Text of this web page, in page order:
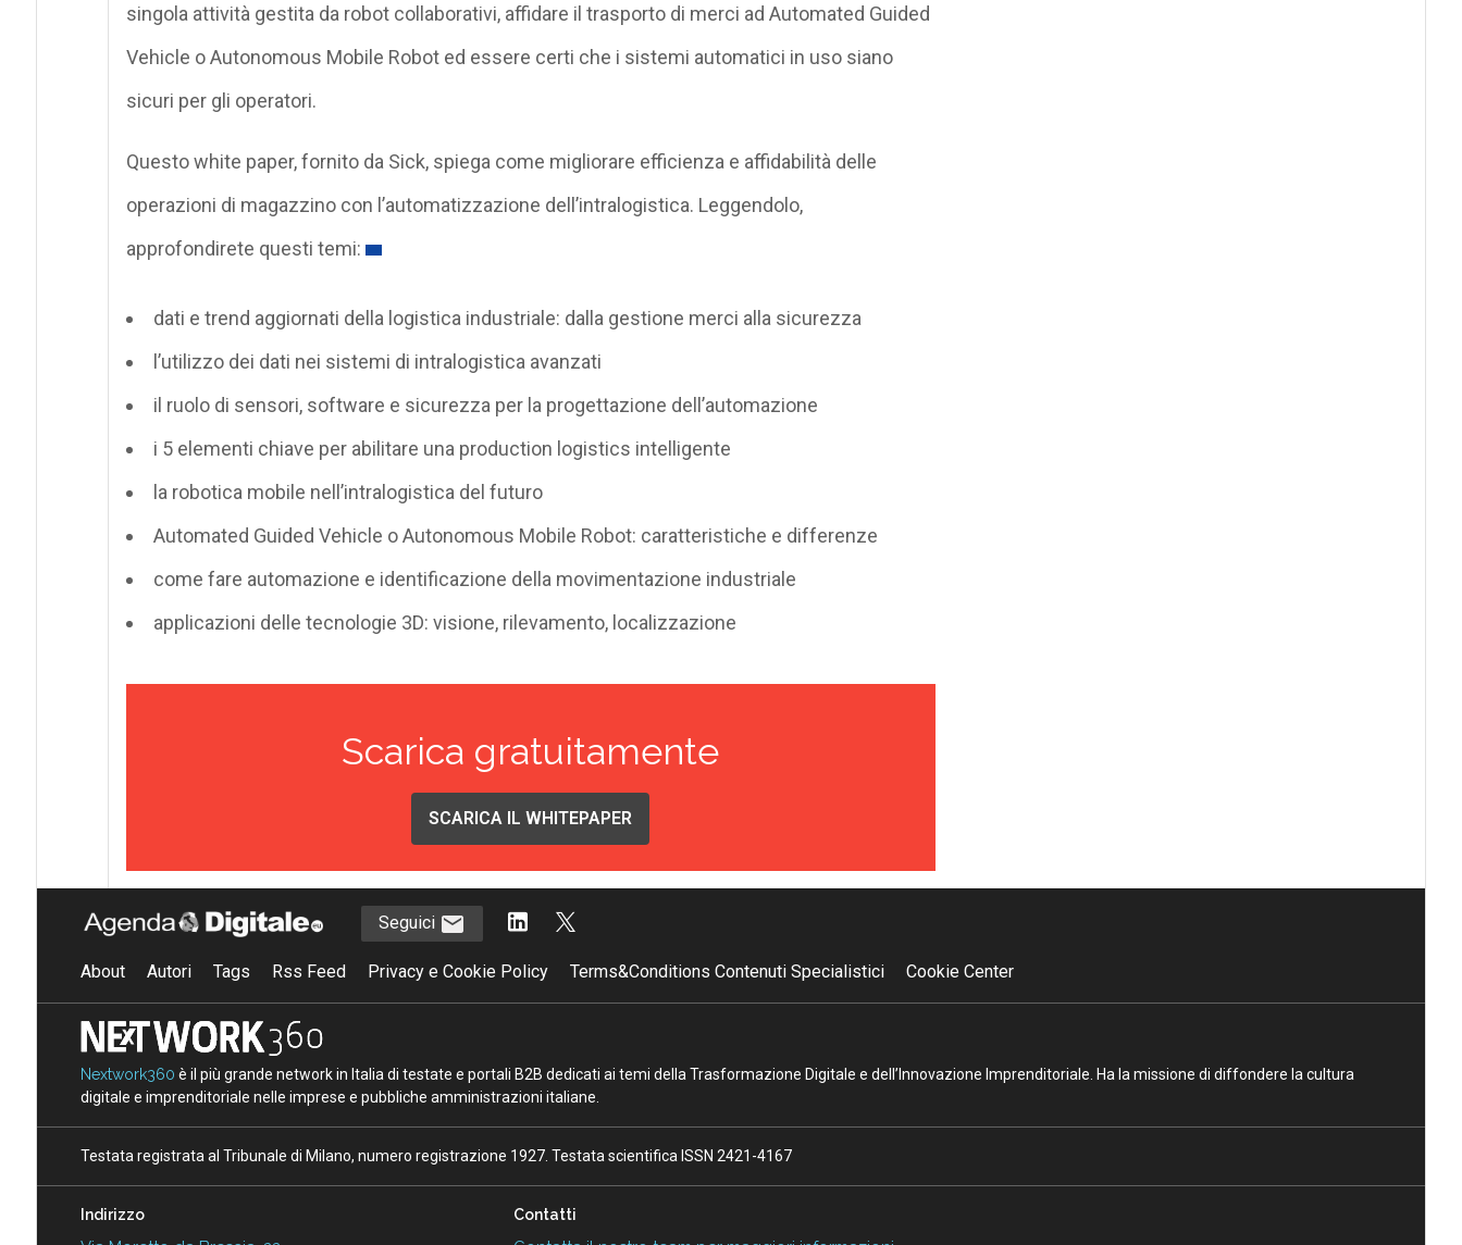
singola attività gestita da robot collaborativi, affidare il trasporto di merci ad Automated Guided
Vehicle o Autonomous Mobile Robot ed essere certi che i sistemi automatici in uso siano
sicuri per gli operatori.
Questo white paper, fornito da Sick, spiega come migliorare efficienza e affidabilità delle
operazioni di magazzino con l’automatizzazione dell’intralogistica. Leggendolo,
approfondirete questi temi:
dati e trend aggiornati della logistica industriale: dalla gestione merci alla sicurezza
l’utilizzo dei dati nei sistemi di intralogistica avanzati
il ruolo di sensori, software e sicurezza per la progettazione dell’automazione
i 5 elementi chiave per abilitare una production logistics intelligente
la robotica mobile nell’intralogistica del futuro
Automated Guided Vehicle o Autonomous Mobile Robot: caratteristiche e differenze
come fare automazione e identificazione della movimentazione industriale
applicazioni delle tecnologie 3D: visione, rilevamento, localizzazione
Scarica gratuitamente
SCARICA IL WHITEPAPER
Seguici
About Autori Tags Rss Feed Privacy e Cookie Policy Terms&Conditions Contenuti Specialistici Cookie Center
Nextwork360 è il più grande network in Italia di testate e portali B2B dedicati ai temi della Trasformazione Digitale e dell’Innovazione Imprenditoriale. Ha la missione di diffondere la cultura
digitale e imprenditoriale nelle imprese e pubbliche amministrazioni italiane.
Testata registrata al Tribunale di Milano, numero registrazione 1927. Testata scientifica ISSN 2421-4167
Indirizzo Contatti